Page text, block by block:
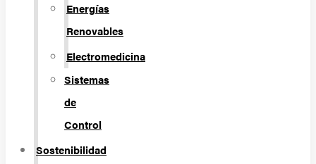
Energías
Renovables
Electromedicina
Sistemas
de
Control
Sostenibilidad